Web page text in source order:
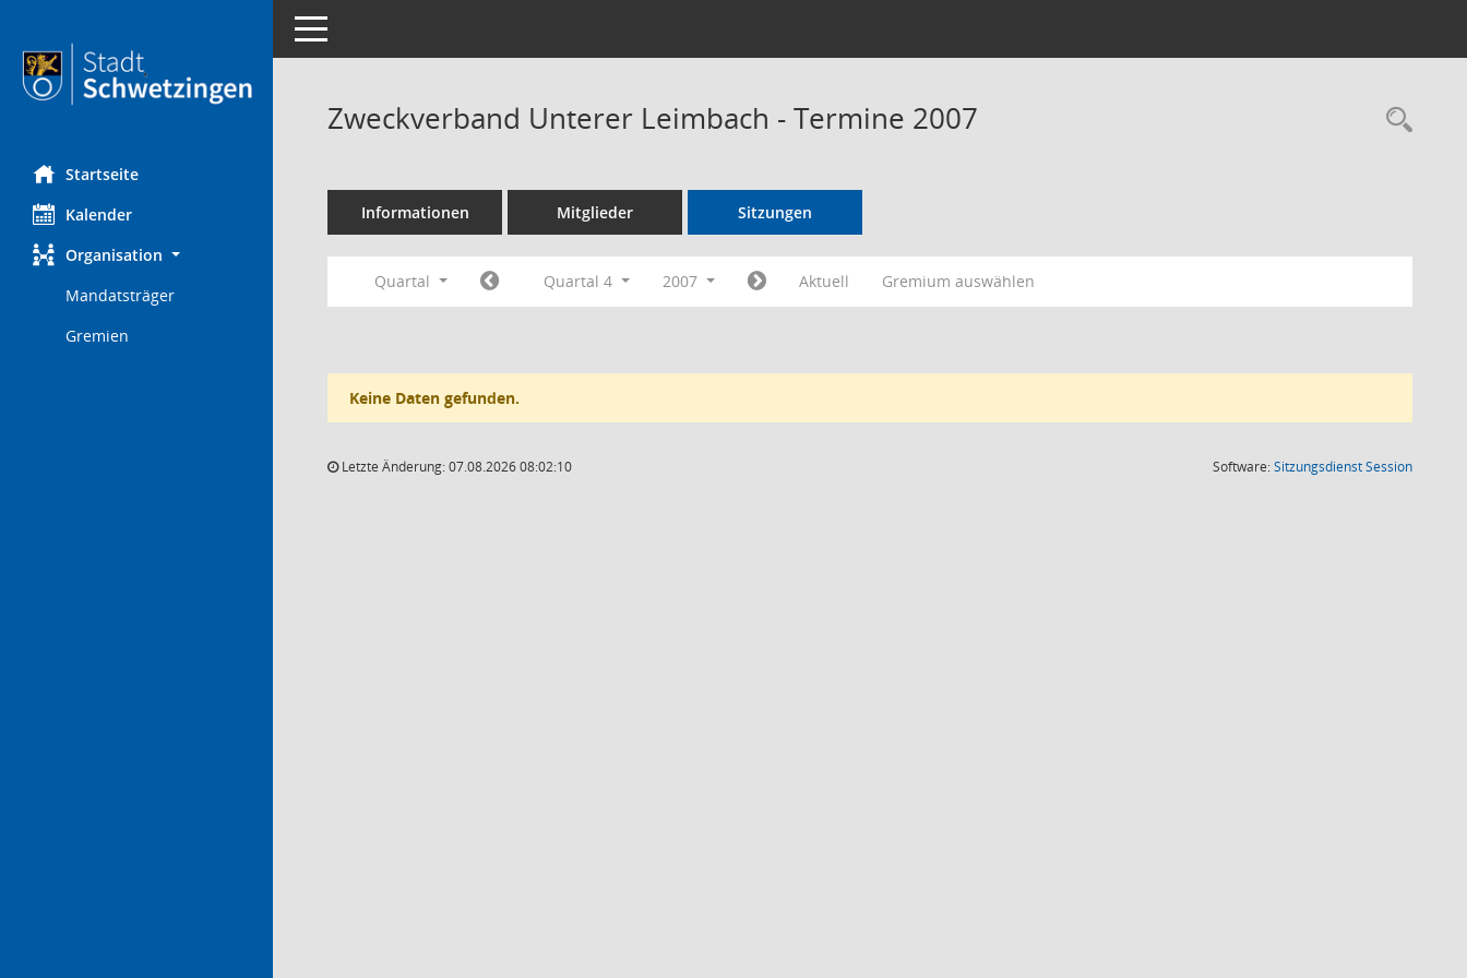
Startseite
Kalender
Organisation
Mandatsträger
Gremien
Toggle navigation
Zweckverband Unterer Leimbach - Termine 2007
Informationen Mitglieder Sitzungen
Quartal Quartal 4 2007 Aktuell Gremium auswählen
Keine Daten gefunden.
Letzte Änderung: 07.08.2026 08:02:10 Software:SitzungsdienstSession(Wird in